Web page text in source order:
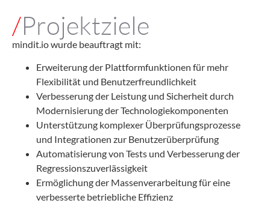
/Projektziele
mindit.io wurde beauftragt mit:
Erweiterung der Plattformfunktionen für mehr
Flexibilität und Benutzerfreundlichkeit
Verbesserung der Leistung und Sicherheit durch
Modernisierung der Technologiekomponenten
Unterstützung komplexer Überprüfungsprozesse
und Integrationen zur Benutzerüberprüfung
Automatisierung von Tests und Verbesserung der
Regressionszuverlässigkeit
Ermöglichung der Massenverarbeitung für eine
verbesserte betriebliche Effizienz